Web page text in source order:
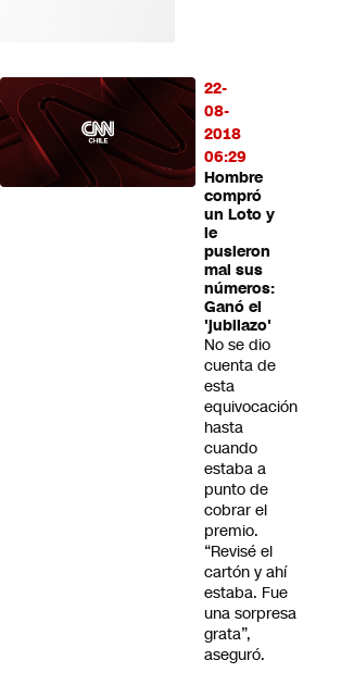
22-
08-
2018
06:29
Hombre
compró
un Loto y
le
pusieron
mal sus
números:
Ganó el
'jubilazo'
No se dio
cuenta de
esta
equivocación
hasta
cuando
estaba a
punto de
cobrar el
premio.
“Revisé el
cartón y ahí
estaba. Fue
una sorpresa
grata”,
aseguró.